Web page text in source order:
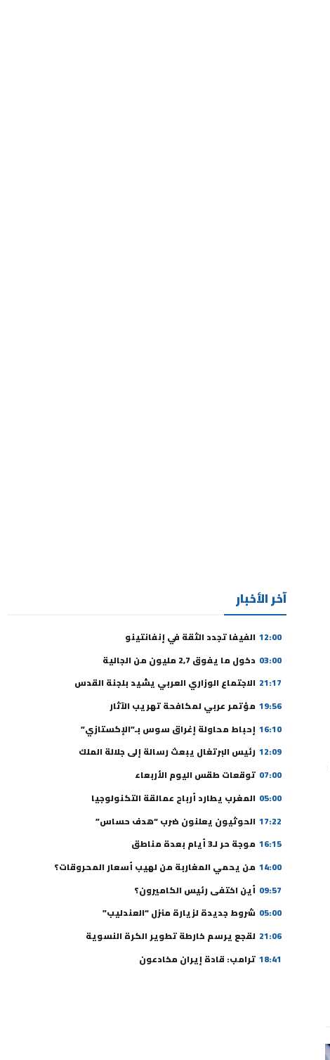
آخر الأخبار
12:00 الفيفا تجدد الثقة في إنفانتينو
03:00 دخول ما يفوق 2,7 مليون من الجالية
21:17 الاجتماع الوزاري العربي يشيد بلجنة القدس
19:56 مؤتمر عربي لمكافحة تهريب الآثار
16:10 إحباط محاولة إغراق سوس بـ”الإكستازي”
12:09 رئيس البرتغال يبعث رسالة إلى جلالة الملك
07:00 توقعات طقس اليوم الأربعاء
05:00 المغرب يطارد أرباح عمالقة التكنولوجيا
17:22 الحوثيون يعلنون ضرب “هدف حساس”
16:15 موجة حر لـ3 أيام بعدة مناطق
14:00 من يحمي المغاربة من لهيب أسعار المحروقات؟
09:57 أين اختفى رئيس الكاميرون؟
05:00 شروط جديدة لزيارة منزل “العندليب”
21:06 لقجع يرسم خارطة تطوير الكرة النسوية
18:41 ترامب: قادة إيران مخادعون